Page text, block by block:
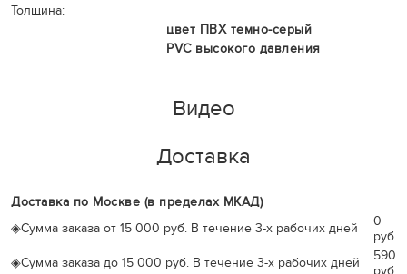
Толщина:
цвет ПВХ темно-серый
PVC высокого давления
Видео
Доставка
Доставка по Москве (в пределах МКАД)
◈Сумма заказа от 15 000 руб. В течение 3-х рабочих дней
0
руб
◈Сумма заказа до 15 000 руб. В течение 3-х рабочих дней
590
руб